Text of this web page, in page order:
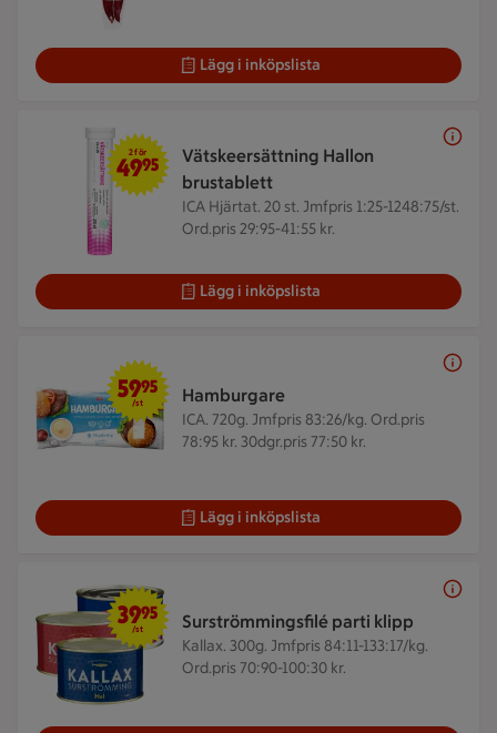
Lägg i inköpslista
Vätskeersättning Hallon
brustablett
ICA Hjärtat. 20 st. Jmfpris 1:25-1248:75/st.
Ord.pris 29:95-41:55 kr.
2 för 49,95 kr
2 för
4995
Lägg i inköpslista
Hamburgare
ICA. 720g. Jmfpris 83:26/kg. Ord.pris
78:95 kr. 30dgr.pris 77:50 kr.
59,95 kr/st
5995
/st
Lägg i inköpslista
Surströmmingsfilé parti klipp
Kallax. 300g. Jmfpris 84:11-133:17/kg.
Ord.pris 70:90-100:30 kr.
39,95 kr/st
3995
/st